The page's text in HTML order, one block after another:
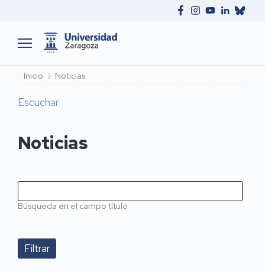
Ruta
de
navegación
Inicio Noticias
Escuchar
Noticias
Búsqueda en el campo título